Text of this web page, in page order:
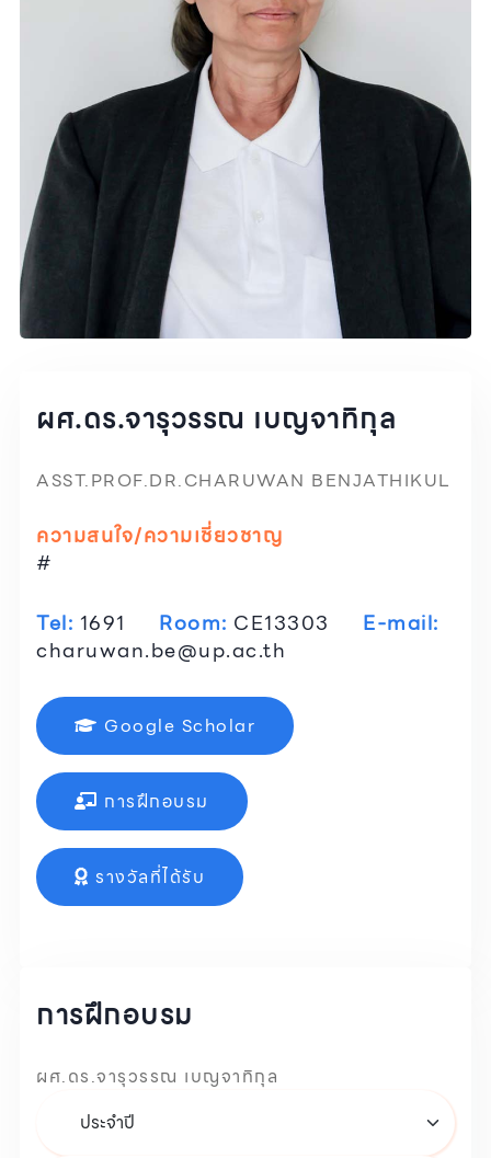
ผศ.ดร.จารุวรรณ เบญจาทิกุล
ASST.PROF.DR.CHARUWAN BENJATHIKUL
ความสนใจ/ความเชี่ยวชาญ
#
Tel: 1691 Room: CE13303 E-mail:
charuwan.be@up.ac.th
Google Scholar
การฝึกอบรม
รางวัลที่ได้รับ
การฝึกอบรม
ผศ.ดร.จารุวรรณ เบญจาทิกุล